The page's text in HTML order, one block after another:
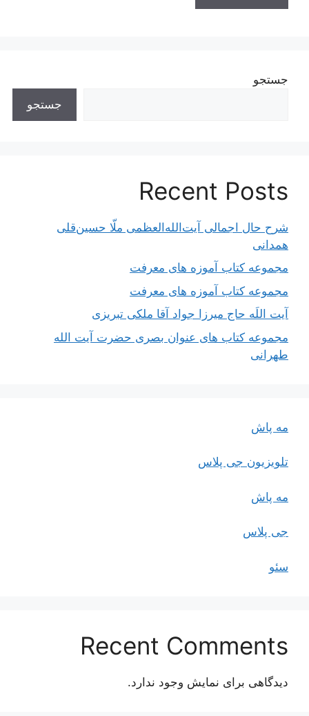
جستجو
جستجو
Recent Posts
شرح حال اجمالی آیت‌الله‌العظمی ملّا حسین‌قلی
همدانی
مجموعه کتاب آموزه های معرفت
مجموعه کتاب آموزه های معرفت
آیت اللَه حاج میرزا جواد آقا ملکی تبریزی
مجموعه کتاب های عنوان بصری حضرت آیت الله
طهرانی
مه پاش
تلویزیون جی پلاس
مه پاش
جی پلاس
سئو
Recent Comments
دیدگاهی برای نمایش وجود ندارد.